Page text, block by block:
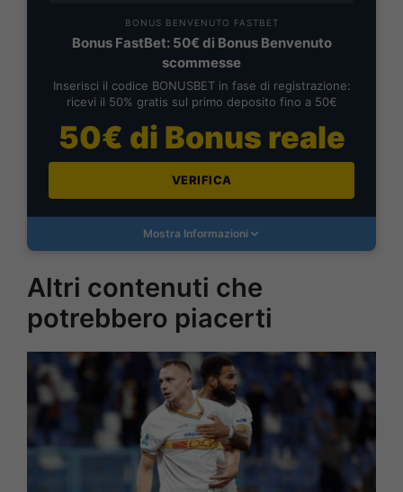
BONUS BENVENUTO FASTBET
Bonus FastBet: 50€ di Bonus Benvenuto
scommesse
Inserisci il codice BONUSBET in fase di registrazione:
ricevi il 50% gratis sul primo deposito fino a 50€
50€ di Bonus reale
VERIFICA
Mostra Informazioni
Altri contenuti che
potrebbero piacerti